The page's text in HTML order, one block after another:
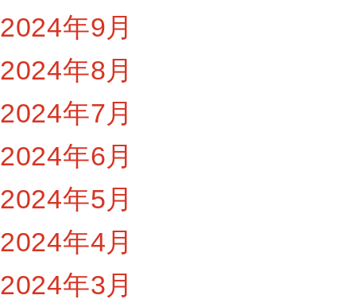
2024年9月
2024年8月
2024年7月
2024年6月
2024年5月
2024年4月
2024年3月